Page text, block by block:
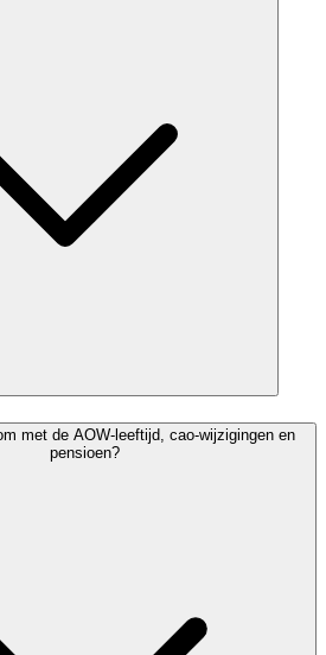
met de AOW-leeftijd, cao-wijzigingen en
pensioen?